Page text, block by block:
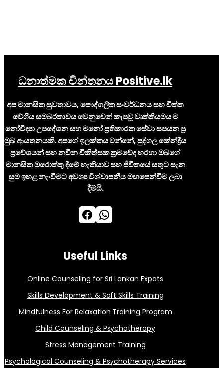
ධනාත්මක චින්තනය Positive.lk
අප මානසික සුවතාවය, පෞද්ගලික සංවර්ධනය සහ චිත්ත
වේගීය සමබරතාවය වෙනුවෙන් කැපවූ වෘත්තීයමය ම
නෝවිද්‍යා උපදේශන සහ මනෝ ප්‍රතිකාරක සේවා සපයන ප්‍ර
මුඛ ආයතනයකි. අපගේ ඉලක්කය වන්නේ, පුද්ගල කේන්ද්‍රීය
ප්‍රවේශයන් සහ නවීන චිකිත්සක ක්‍රමවේද හරහා ඔබගේ
මානසික ඔරොත්තු දීමේ හැකියාව සහ ජීවිතයේ සතුට සැන
සුම ඉහළ නැංවීමට අවශ්‍ය විශ්වාසනීය මඟපෙන්වීම ලබා
දීමයි.
Facebook WhatsApp
Useful Links
Online Counseling for Sri Lankan Expats
Skills Development & Soft Skills Training
Mindfulness For Relaxation Training Program
Child Counseling & Psychotherapy
Stress Management Training
Psychological Counseling & Psychotherapy Services